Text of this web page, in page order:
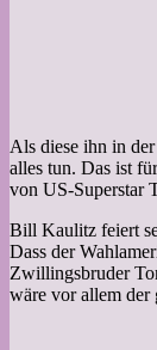
Als diese ihn in
alles tun. Das ist
von US-Superstar
Bill Kaulitz feiert
Dass der
Zwillingsbruder
wäre vor allem der